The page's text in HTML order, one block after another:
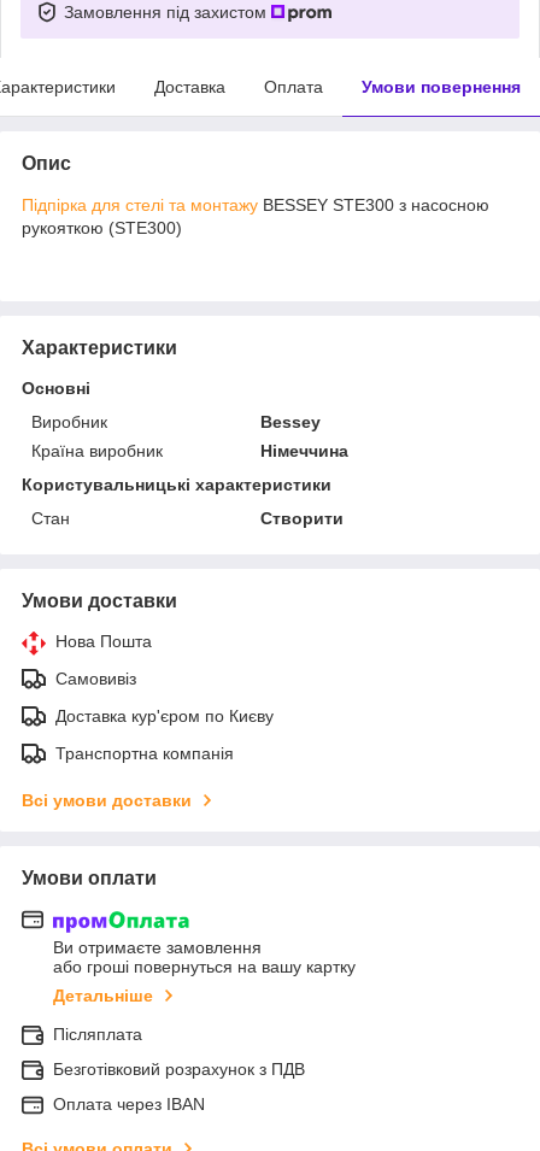
Замовлення під захистом
Доставка Оплата Умови повернення
Опис
Підпірка для стелі та монтажу BESSEY STE300 з насосною
рукояткою (STE300)
Характеристики
Основні
Виробник
Bessey
Країна виробник
Німеччина
Користувальницькі характеристики
Стан
Створити
Умови доставки
Нова Пошта
Самовивіз
Доставка кур'єром по Києву
Транспортна компанія
Всі умови доставки
Умови оплати
Ви отримаєте замовлення
або гроші повернуться на вашу картку
Детальніше
Післяплата
Безготівковий розрахунок з ПДВ
Оплата через IBAN